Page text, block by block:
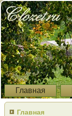
Главная
Главная